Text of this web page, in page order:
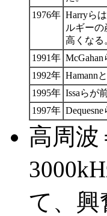
1976年 Harryら
ルギー
高くなる
1991年
1992年 Hamann
1995年 Issaらが
1997年
高周波
て、興